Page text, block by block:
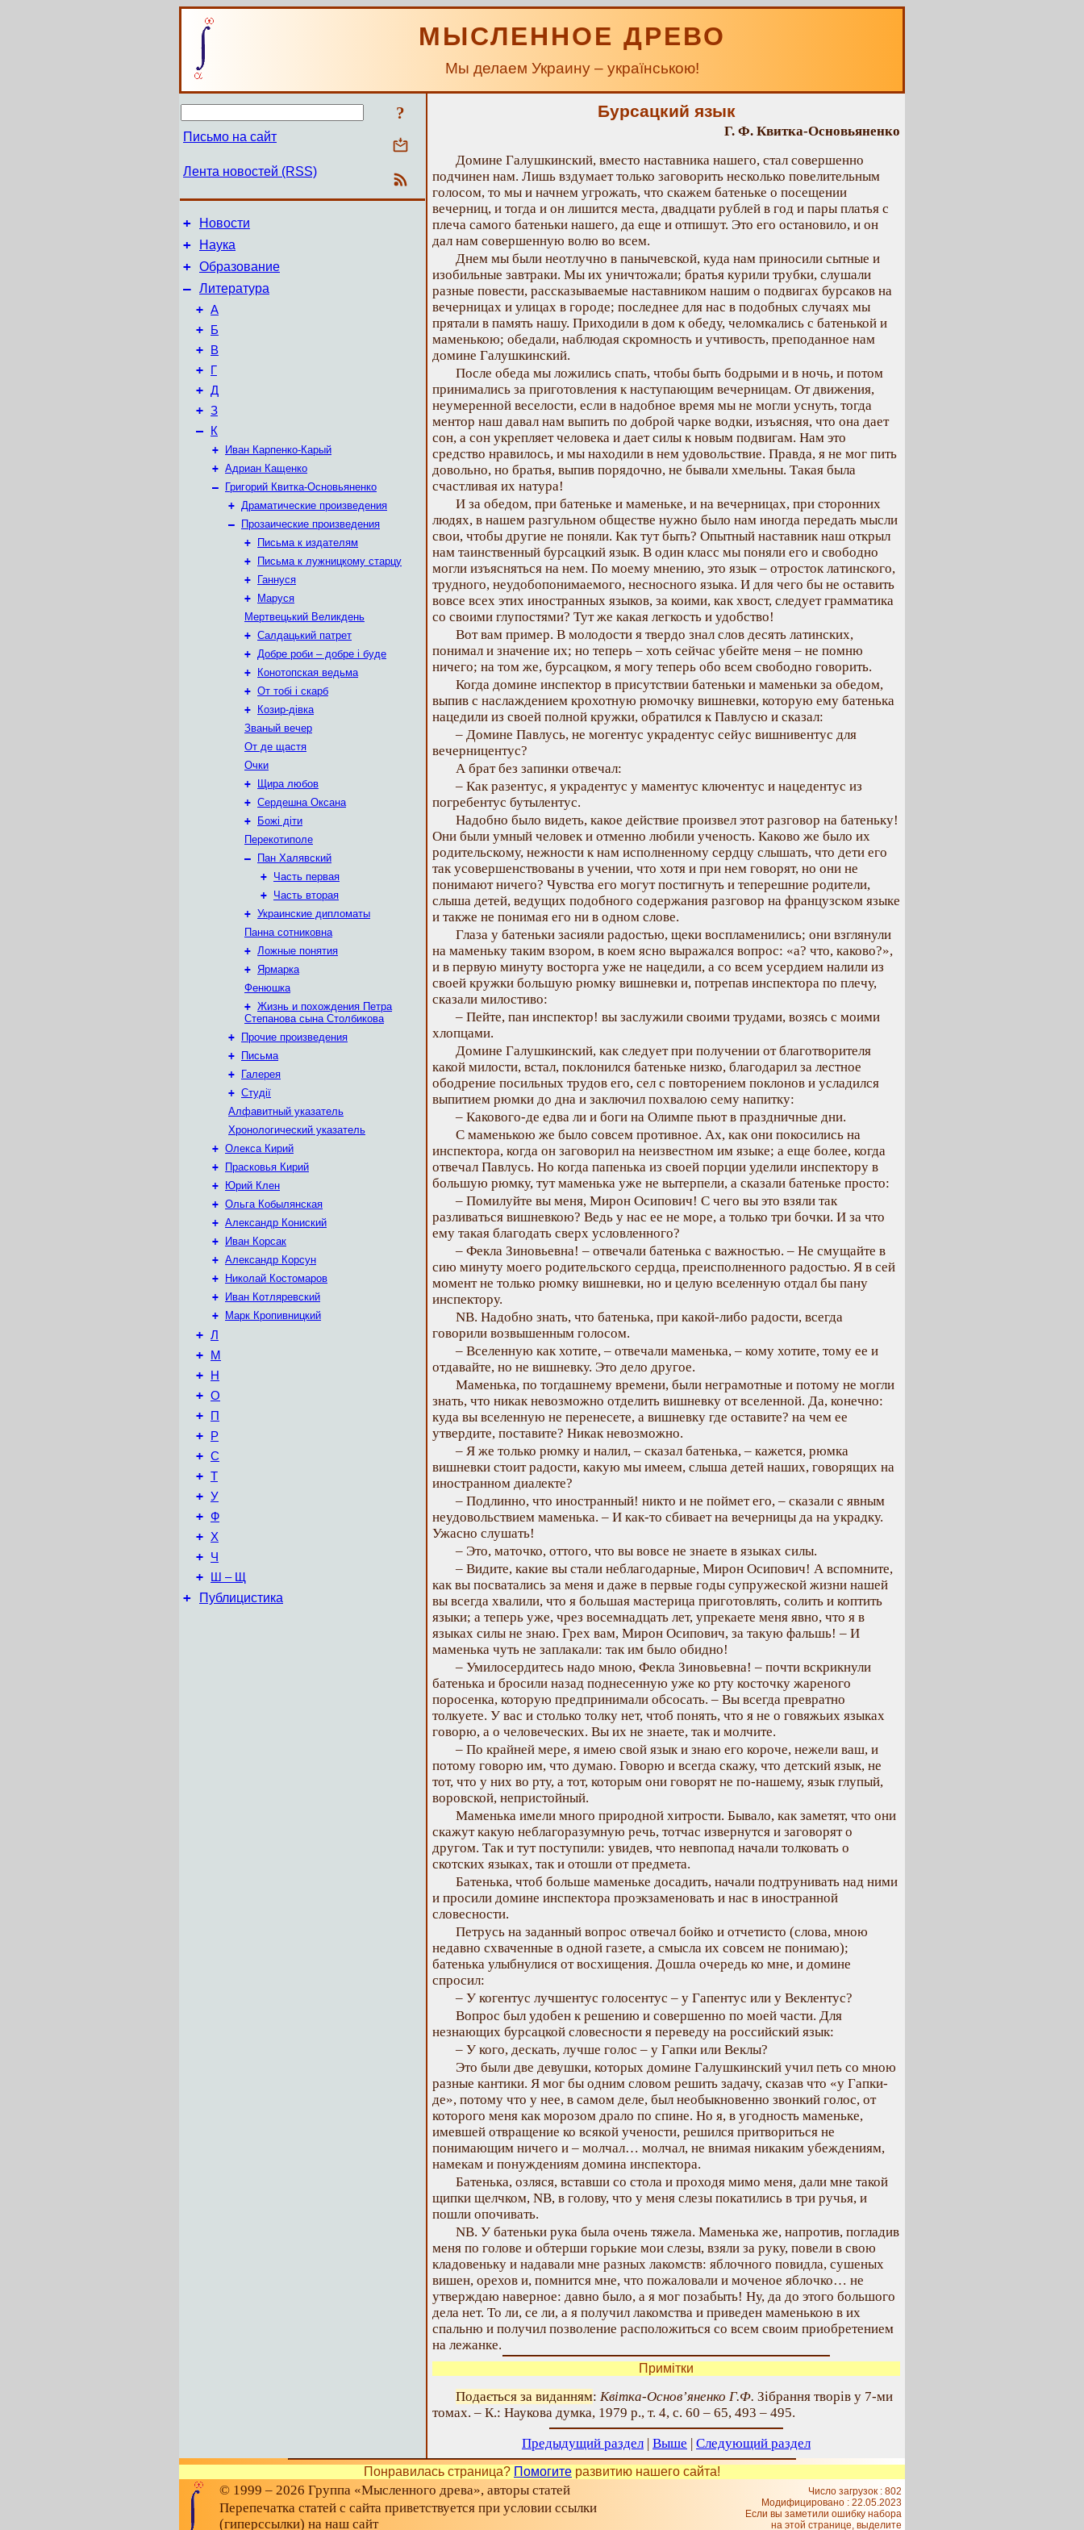
МЫСЛЕННОЕ ДРЕВО
Мы делаем Украину – українською!
?
Письмо на сайт
Лента новостей (RSS)
+ Новости
+ Наука
+ Образование
– Литература
+ А
+ Б
+ В
+ Г
+ Д
+ З
– К
+
Иван Карпенко-Карый
+ Адриан Кащенко
–
Григорий Квитка-Основьяненко
+ Драматические произведения
–
Прозаические произведения
+
Письма к издателям
+
Письма к лужницкому старцу
+
Ганнуся
+
Маруся
Мертвецький Великдень
+ Салдацький патрет
+ Добре роби – добре і буде
+
Конотопская ведьма
+ От тобі і скарб
+
Козир-дівка
Званый вечер
От де щастя
Очки
+
Щира любов
+ Сердешна Оксана
+
Божі діти
Перекотиполе
–
Пан Халявский
+ Часть первая
+ Часть вторая
+ Украинские дипломаты
Панна сотниковна
+ Ложные понятия
+ Ярмарка
Фенюшка
+ Жизнь и похождения Петра
Степанова сына Столбикова
+
Прочие произведения
+
Письма
+
Галерея
+ Студії
Алфавитный указатель
Хронологический указатель
+ Олекса Кирий
+
Прасковья Кирий
+
Юрий Клен
+ Ольга Кобылянская
+ Александр Кониский
+
Иван Корсак
+ Александр Корсун
+
Николай Костомаров
+
Иван Котляревский
+
Марк Кропивницкий
+ Л
+ М
+ Н
+ О
+ П
+ Р
+ С
+ Т
+ У
+ Ф
+ Х
+ Ч
+ Ш – Щ
+ Публицистика
Бурсацкий язык
Г. Ф. Квитка-Основьяненко
Домине Галушкинский, вместо наставника нашего, стал совершенно
подчинен нам. Лишь вздумает только заговорить несколько повелительным
голосом, то мы и начнем угрожать, что скажем батеньке о посещении
вечерниц, и тогда и он лишится места, двадцати рублей в год и пары платья с
плеча самого батеньки нашего, да еще и отпишут. Это его остановило, и он
дал нам совершенную волю во всем.
Днем мы были неотлучно в панычевской, куда нам приносили сытные и
изобильные завтраки. Мы их уничтожали; братья курили трубки, слушали
разные повести, рассказываемые наставником нашим о подвигах бурсаков на
вечерницах и улицах в городе; последнее для нас в подобных случаях мы
прятали в память нашу. Приходили в дом к обеду, челомкались с батенькой и
маменькою; обедали, наблюдая скромность и учтивость, преподанное нам
домине Галушкинский.
После обеда мы ложились спать, чтобы быть бодрыми и в ночь, и потом
принимались за приготовления к наступающим вечерницам. От движения,
неумеренной веселости, если в надобное время мы не могли уснуть, тогда
ментор наш давал нам выпить по доброй чарке водки, изъясняя, что она дает
сон, а сон укрепляет человека и дает силы к новым подвигам. Нам это
средство нравилось, и мы находили в нем удовольствие. Правда, я не мог пить
довольно, но братья, выпив порядочно, не бывали хмельны. Такая была
счастливая их натура!
И за обедом, при батеньке и маменьке, и на вечерницах, при сторонних
людях, в нашем разгульном обществе нужно было нам иногда передать мысли
свои, чтобы другие не поняли. Как тут быть? Опытный наставник наш открыл
нам таинственный бурсацкий язык. В один класс мы поняли его и свободно
могли изъясняться на нем. По моему мнению, это язык – отросток латинского,
трудного, неудобопонимаемого, несносного языка. И для чего бы не оставить
вовсе всех этих иностранных языков, за коими, как хвост, следует грамматика
со своими глупостями? Тут же какая легкость и удобство!
Вот вам пример. В молодости я твердо знал слов десять латинских,
понимал и значение их; но теперь – хоть сейчас убейте меня – не помню
ничего; на том же, бурсацком, я могу теперь обо всем свободно говорить.
Когда домине инспектор в присутствии батеньки и маменьки за обедом,
выпив с наслаждением крохотную рюмочку вишневки, которую ему батенька
нацедили из своей полной кружки, обратился к Павлусю и сказал:
– Домине Павлусь, не могентус украдентус сейус вишнивентус для
вечерницентус?
А брат без запинки отвечал:
– Как разентус, я украдентус у маментус ключентус и нацедентус из
погребентус бутылентус.
Надобно было видеть, какое действие произвел этот разговор на батеньку!
Они были умный человек и отменно любили ученость. Каково же было их
родительскому, нежности к нам исполненному сердцу слышать, что дети его
так усовершенствованы в учении, что хотя и при нем говорят, но они не
понимают ничего? Чувства его могут постигнуть и теперешние родители,
слыша детей, ведущих подобного содержания разговор на французском языке
и также не понимая его ни в одном слове.
Глаза у батеньки засияли радостью, щеки воспламенились; они взглянули
на маменьку таким взором, в коем ясно выражался вопрос: «а? что, каково?»,
и в первую минуту восторга уже не нацедили, а со всем усердием налили из
своей кружки большую рюмку вишневки и, потрепав инспектора по плечу,
сказали милостиво:
– Пейте, пан инспектор! вы заслужили своими трудами, возясь с моими
хлопцами.
Домине Галушкинский, как следует при получении от благотворителя
какой милости, встал, поклонился батеньке низко, благодарил за лестное
ободрение посильных трудов его, сел с повторением поклонов и усладился
выпитием рюмки до дна и заключил похвалою сему напитку:
– Какового-де едва ли и боги на Олимпе пьют в праздничные дни.
С маменькою же было совсем противное. Ах, как они покосились на
инспектора, когда он заговорил на неизвестном им языке; а еще более, когда
отвечал Павлусь. Но когда папенька из своей порции уделили инспектору в
большую рюмку, тут маменька уже не вытерпели, а сказали батеньке просто:
– Помилуйте вы меня, Мирон Осипович! С чего вы это взяли так
разливаться вишневкою? Ведь у нас ее не море, а только три бочки. И за что
ему такая благодать сверх условленного?
– Фекла Зиновьевна! – отвечали батенька с важностью. – Не смущайте в
сию минуту моего родительского сердца, преисполненного радостью. Я в сей
момент не только рюмку вишневки, но и целую вселенную отдал бы пану
инспектору.
NB. Надобно знать, что батенька, при какой-либо радости, всегда
говорили возвышенным голосом.
– Вселенную как хотите, – отвечали маменька, – кому хотите, тому ее и
отдавайте, но не вишневку. Это дело другое.
Маменька, по тогдашнему времени, были неграмотные и потому не могли
знать, что никак невозможно отделить вишневку от вселенной. Да, конечно:
куда вы вселенную не перенесете, а вишневку где оставите? на чем ее
утвердите, поставите? Никак невозможно.
– Я же только рюмку и налил, – сказал батенька, – кажется, рюмка
вишневки стоит радости, какую мы имеем, слыша детей наших, говорящих на
иностранном диалекте?
– Подлинно, что иностранный! никто и не поймет его, – сказали с явным
неудовольствием маменька. – И как-то сбивает на вечерницы да на украдку.
Ужасно слушать!
– Это, маточко, оттого, что вы вовсе не знаете в языках силы.
– Видите, какие вы стали неблагодарные, Мирон Осипович! А вспомните,
как вы посватались за меня и даже в первые годы супружеской жизни нашей
вы всегда хвалили, что я большая мастерица приготовлять, солить и коптить
языки; а теперь уже, чрез восемнадцать лет, упрекаете меня явно, что я в
языках силы не знаю. Грех вам, Мирон Осипович, за такую фальшь! – И
маменька чуть не заплакали: так им было обидно!
– Умилосердитесь надо мною, Фекла Зиновьевна! – почти вскрикнули
батенька и бросили назад поднесенную уже ко рту косточку жареного
поросенка, которую предпринимали обсосать. – Вы всегда превратно
толкуете. У вас и столько толку нет, чтоб понять, что я не о говяжьих языках
говорю, а о человеческих. Вы их не знаете, так и молчите.
– По крайней мере, я имею свой язык и знаю его короче, нежели ваш, и
потому говорю им, что думаю. Говорю и всегда скажу, что детский язык, не
тот, что у них во рту, а тот, которым они говорят не по-нашему, язык глупый,
воровской, непристойный.
Маменька имели много природной хитрости. Бывало, как заметят, что они
скажут какую неблагоразумную речь, тотчас извернутся и заговорят о
другом. Так и тут поступили: увидев, что невпопад начали толковать о
скотских языках, так и отошли от предмета.
Батенька, чтоб больше маменьке досадить, начали подтрунивать над ними
и просили домине инспектора проэкзаменовать и нас в иностранной
словесности.
Петрусь на заданный вопрос отвечал бойко и отчетисто (слова, мною
недавно схваченные в одной газете, а смысла их совсем не понимаю);
батенька улыбнулися от восхищения. Дошла очередь ко мне, и домине
спросил:
– У когентус лучшентус голосентус – у Гапентус или у Веклентус?
Вопрос был удобен к решению и совершенно по моей части. Для
незнающих бурсацкой словесности я переведу на российский язык:
– У кого, дескать, лучше голос – у Гапки или Веклы?
Это были две девушки, которых домине Галушкинский учил петь со мною
разные кантики. Я мог бы одним словом решить задачу, сказав что «у Гапки-
де», потому что у нее, в самом деле, был необыкновенно звонкий голос, от
которого меня как морозом драло по спине. Но я, в угодность маменьке,
имевшей отвращение ко всякой учености, решился притвориться не
понимающим ничего и – молчал… молчал, не внимая никаким убеждениям,
намекам и понуждениям домина инспектора.
Батенька, озляся, вставши со стола и проходя мимо меня, дали мне такой
щипки щелчком, NB, в голову, что у меня слезы покатились в три ручья, и
пошли опочивать.
NB. У батеньки рука была очень тяжела. Маменька же, напротив, погладив
меня по голове и обтерши горькие мои слезы, взяли за руку, повели в свою
кладовеньку и надавали мне разных лакомств: яблочного повидла, сушеных
вишен, орехов и, помнится мне, что пожаловали и моченое яблочко… не
утверждаю наверное: давно было, а я мог позабыть! Ну, да до этого большого
дела нет. То ли, се ли, а я получил лакомства и приведен маменькою в их
спальню и получил позволение расположиться со всем своим приобретением
на лежанке.
Примітки
Подається за виданням: Квітка-Основ’яненко Г.Ф. Зібрання творів у 7-ми
томах. – К.: Наукова думка, 1979 р., т. 4, с. 60 – 65, 493 – 495.
Предыдущий раздел | Выше | Следующий раздел
Понравилась страница? Помогите развитию нашего сайта!
© 1999 – 2026 Группа «Мысленного древа», авторы статей
Перепечатка статей с сайта приветствуется при условии ссылки
(гиперссылки) на наш сайт
Число загрузок : 802
Модифицировано : 22.05.2023
Если вы заметили ошибку набора
на этой странице, выделите